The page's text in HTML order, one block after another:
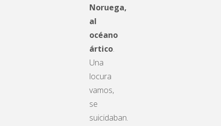
Noruega,
al
océano
ártico.
Una
locura
vamos,
se
suicidaban.